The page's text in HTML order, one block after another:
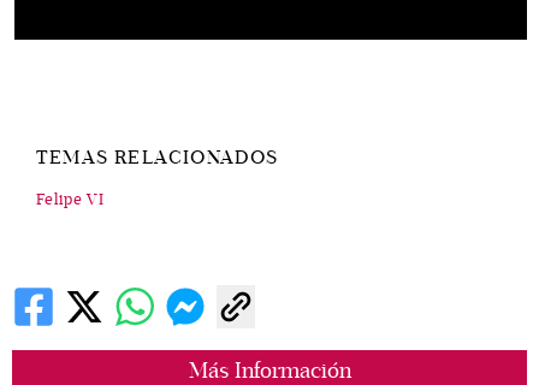
Más Información
TEMAS RELACIONADOS
Felipe VI